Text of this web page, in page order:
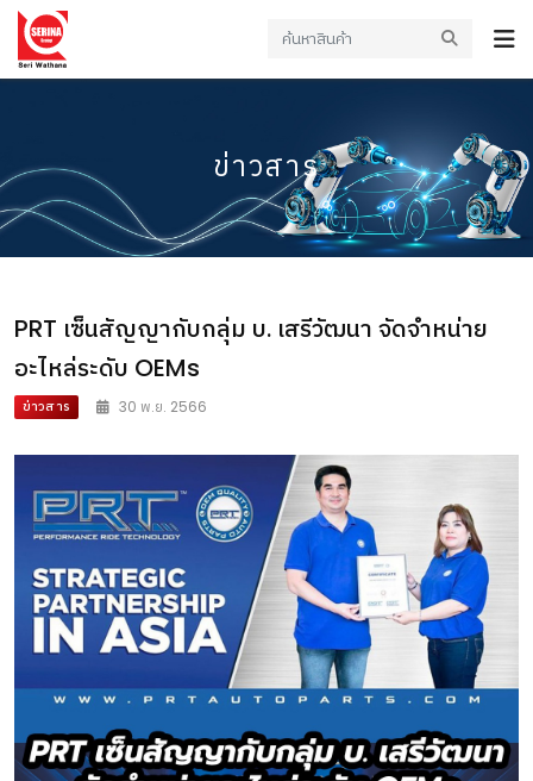
ข่าวสาร
PRT เซ็นสัญญากับกลุ่ม บ. เสรีวัฒนา จัดจำหน่าย
อะไหล่ระดับ OEMs
ข่าวสาร 30 พ.ย. 2566